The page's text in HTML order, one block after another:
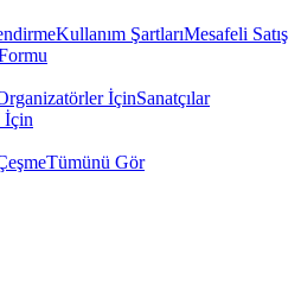
Kullanım ŞartlarıMesafeli Satış
İçinSanatçılar
İçin
Tümünü Gör